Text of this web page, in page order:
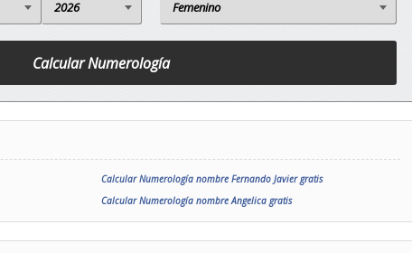
Calcular Numerología nombre Fernando Javier gratis
Calcular Numerología nombre Angelica gratis